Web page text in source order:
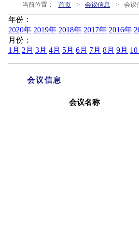
当前位置： 首页 > 会议信息 > 会议
年份：
2020年 2019年 2018年 2017年 2016年
月份：
1月 2月 3月 4月 5月 6月 7月 8月 9月
会议信息
会议名称